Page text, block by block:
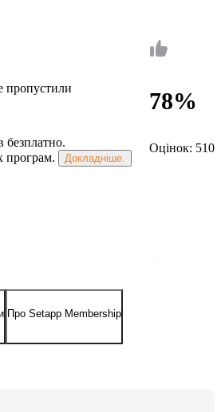
78%
Оцінок: 510
пропустили
безплатно.
програм.
Докладніше.
Про Setapp Membership